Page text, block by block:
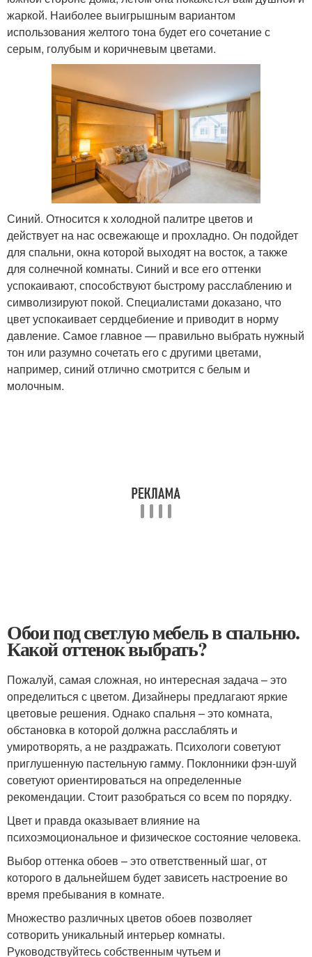
жаркой. Наиболее выигрышным вариантом
использования желтого тона будет его сочетание с
серым, голубым и коричневым цветами.
Синий. Относится к холодной палитре цветов и
действует на нас освежающе и прохладно. Он подойдет
для спальни, окна которой выходят на восток, а также
для солнечной комнаты. Синий и все его оттенки
успокаивают, способствуют быстрому расслаблению и
символизируют покой. Специалистами доказано, что
цвет успокаивает сердцебиение и приводит в норму
давление. Самое главное — правильно выбрать нужный
тон или разумно сочетать его с другими цветами,
например, синий отлично смотрится с белым и
молочным.
Обои под светлую мебель в спальню.
Какой оттенок выбрать?
Пожалуй, самая сложная, но интересная задача – это
определиться с цветом. Дизайнеры предлагают яркие
цветовые решения. Однако спальня – это комната,
обстановка в которой должна расслаблять и
умиротворять, а не раздражать. Психологи советуют
приглушенную пастельную гамму. Поклонники фэн-шуй
советуют ориентироваться на определенные
рекомендации. Стоит разобраться со всем по порядку.
Цвет и правда оказывает влияние на
психоэмоциональное и физическое состояние человека.
Выбор оттенка обоев – это ответственный шаг, от
которого в дальнейшем будет зависеть настроение во
время пребывания в комнате.
Множество различных цветов обоев позволяет
сотворить уникальный интерьер комнаты.
Руководствуйтесь собственным чутьем и